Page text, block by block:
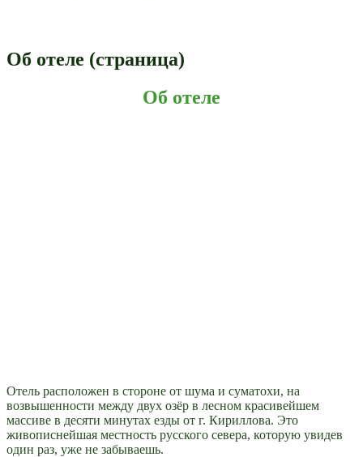
Об отеле (страница)
Об отеле
Отель расположен в стороне от шума и суматохи, на
возвышенности между двух озёр в лесном красивейшем
массиве в десяти минутах езды от г. Кириллова. Это
живописнейшая местность русского севера, которую увидев
один раз, уже не забываешь.